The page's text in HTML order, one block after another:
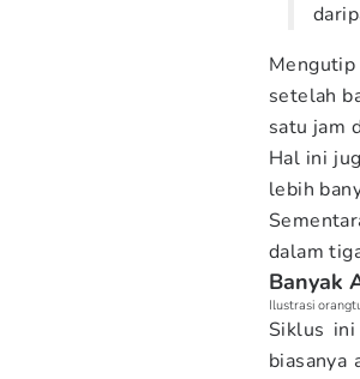
setelah
satu jam
Hal ini
lebih
dalam
Banyak
Ilustrasi
Siklus ini
biasanya